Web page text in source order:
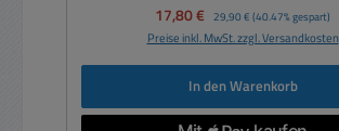
Verkaufspreis:
17,80 € Regulärer Preis:
29,90 € (40.47% gespart)
Preise inkl. MwSt. zzgl. Versandkosten
In den Warenkorb